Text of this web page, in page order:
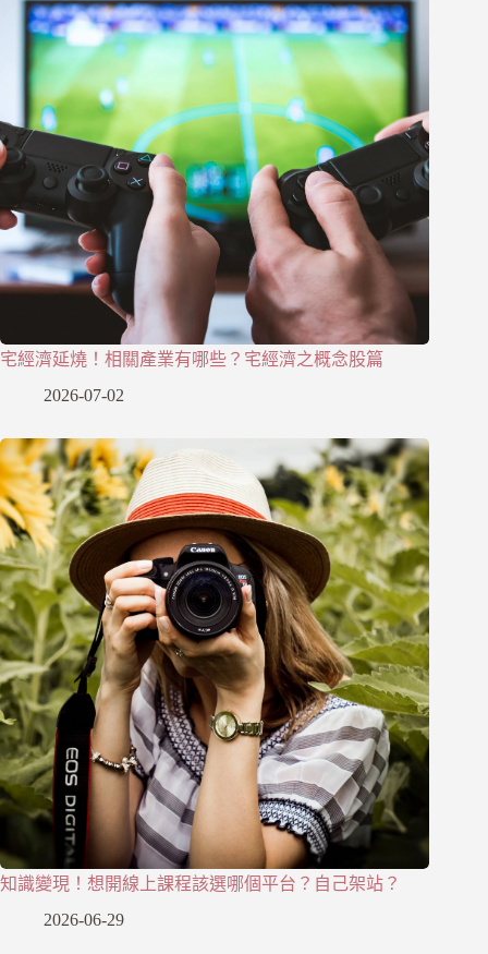
宅經濟延燒！相關產業有哪些？宅經濟之概念股篇
2026-07-02
知識變現！想開線上課程該選哪個平台？自己架站？
2026-06-29